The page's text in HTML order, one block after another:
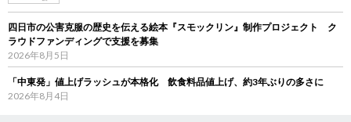
四日市の公害克服の歴史を伝える絵本『スモックリン』制作プロジェクト ク
ラウドファンディングで支援を募集
2026年8月5日
「中東発」値上げラッシュが本格化 飲食料品値上げ、約3年ぶりの多さに
2026年8月4日